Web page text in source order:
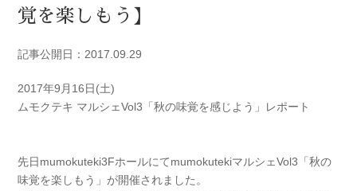
覚を楽しもう】
記事公開日：2017.09.29
2017年9月16日(土)
ムモクテキ マルシェVol3「秋の味覚を感じよう」レポート
先日mumokuteki3FホールにてmumokutekiマルシェVol3「秋の
味覚を楽しもう」が開催されました。